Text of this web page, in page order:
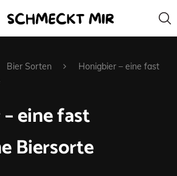
Bier Sorten
Honigbier – eine fast
eine fast
Biersorte